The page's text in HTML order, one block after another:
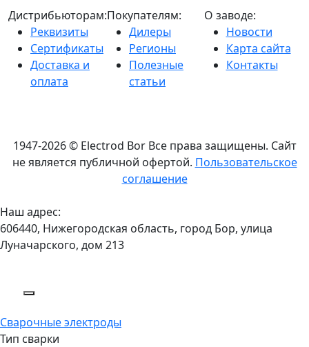
Дистрибьюторам:
Реквизиты
Сертификаты
Доставка и
оплата
Покупателям:
Дилеры
Регионы
Полезные
статьи
О заводе:
Новости
Карта сайта
Контакты
1947-2026 © Electrod Bor Все права защищены. Сайт
не является публичной офертой. Пользовательское
соглашение
Наш адрес:
606440, Нижегородская область, город Бор, улица
Луначарского, дом 213
Сварочные электроды
Тип сварки